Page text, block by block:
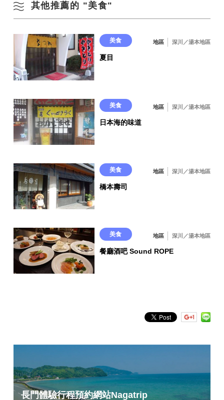
其他推薦的 "美食"
美食 地區 深川／湯本地區
夏目
美食 地區 深川／湯本地區
日本海的味道
美食 地區 深川／湯本地區
橋本壽司
美食 地區 深川／湯本地區
餐廳酒吧 Sound ROPE
長門體驗行程預約網站Nagatrip